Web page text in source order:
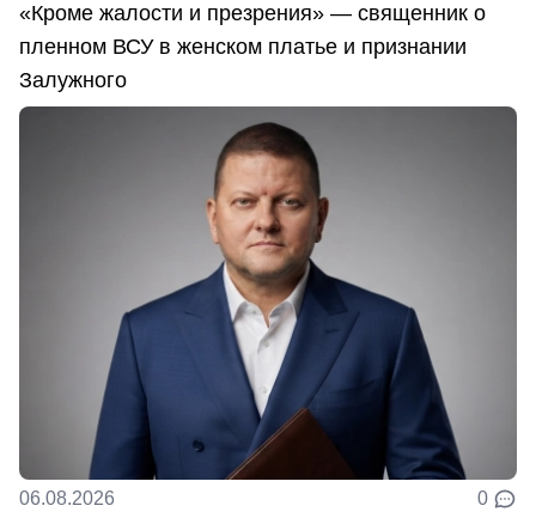
«Кроме жалости и презрения» — священник о
пленном ВСУ в женском платье и признании
Залужного
06.08.2026 0